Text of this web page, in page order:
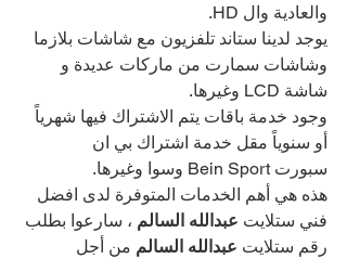
والعادية وال HD.
يوجد لدينا ستاند تلفزيون مع شاشات بلازما
وشاشات سمارت من ماركات عديدة و
شاشة LCD وغيرها.
وجود خدمة باقات يتم الاشتراك فيها شهرياً
أو سنوياً مقل خدمة اشتراك بي ان
سبورت Bein Sport وسوا وغيرها.
هذه هي أهم الخدمات المتوفرة لدى افضل
فني ستلايت عبدالله السالم ، سارعوا بطلب
رقم ستلايت عبدالله السالم من أجل